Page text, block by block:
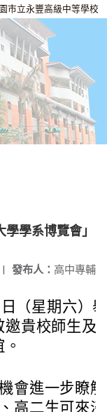
市立永豐高級中等學校
學系博覽會」
發布人： 高中專輔
|
（星期六）
貴校師生及
會進一步瞭
高二生可來